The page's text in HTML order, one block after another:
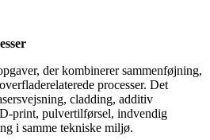
der kombinerer sammenføjning,
processer. Det
cladding, additiv
print, pulvertilførsel, indvendig
i samme tekniske miljø.